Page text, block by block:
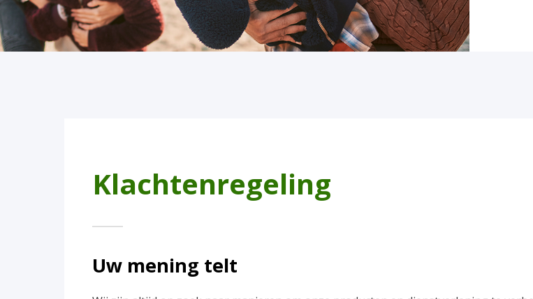
Klachtenregeling
Uw mening telt